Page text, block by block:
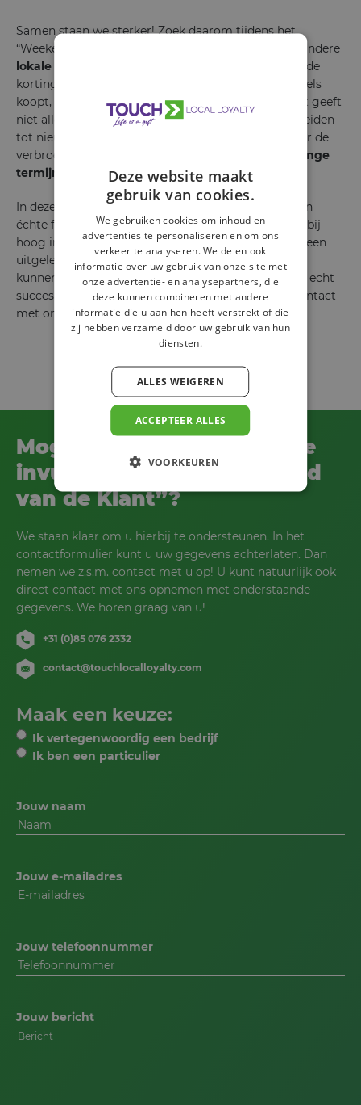
Samen staan we sterker! Zoek daarom tijdens het
“Weekend van de Klant” de samenwerking op met andere
lokale ondernemers
. Bijvoorbeeld door verschillende
kortingen te stapelen als iemand bij meerdere winkels
koopt, of door elkaars producten aan te bevelen. Dit geeft
niet alleen meerwaarde voor de klant, het kan ook leiden
tot nieuwe klanten in uw winkel. Daarnaast kan door de
verbroedering onder de ondernemers ook mooie
lange
termijn partnershipsontstaan.
In deze tijd is het steeds belangrijker om van klanten
échte fans te maken. Lokale verankering staat hierbij
hoog in het vaandel. Het “Weekend van de Klant” is een
uitgelezen kans om hier verder mee aan de slag te
kunnen. Benieuwd hoe wij u kunnen helpen om een echt
succes te maken van dit weekend? Neem gerust contact
met ons op!
Mogen wij u helpen met de
invulling van uw “Weekend
van de Klant”?
We staan klaar om u hierbij te ondersteunen. In het
contactformulier kunt u uw gegevens achterlaten. Dan
nemen we z.s.m. contact met u op! U kunt natuurlijk ook
direct contact met ons opnemen met onderstaande
gegevens. We horen graag van u!
+31 (0)85 076 2332
contact@touchlocalloyalty.com
Maak een keuze:
Ik vertegenwoordig een bedrijf
Ik ben een particulier
Jouw naam
Jouw e-mailadres
Jouw telefoonnummer
Jouw bericht
Deze website maakt
gebruik van cookies.
We gebruiken cookies om inhoud en
advertenties te personaliseren en om ons
verkeer te analyseren. We delen ook
informatie over uw gebruik van onze site met
onze advertentie- en analysepartners, die
deze kunnen combineren met andere
informatie die u aan hen heeft verstrekt of die
zij hebben verzameld door uw gebruik van hun
diensten.
ACCEPTEER ALLES
ALLES WEIGEREN
VOORKEUREN